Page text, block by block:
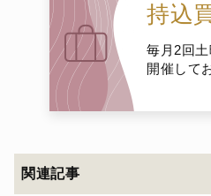
持込
毎月2回土
開催して
関連記事